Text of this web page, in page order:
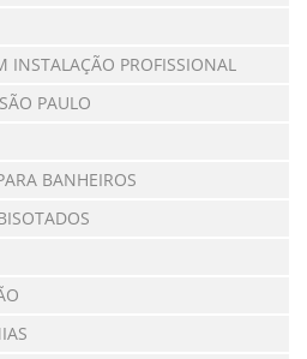
INSTALAÇÃO PROFISSIONAL
PAULO
BANHEIROS